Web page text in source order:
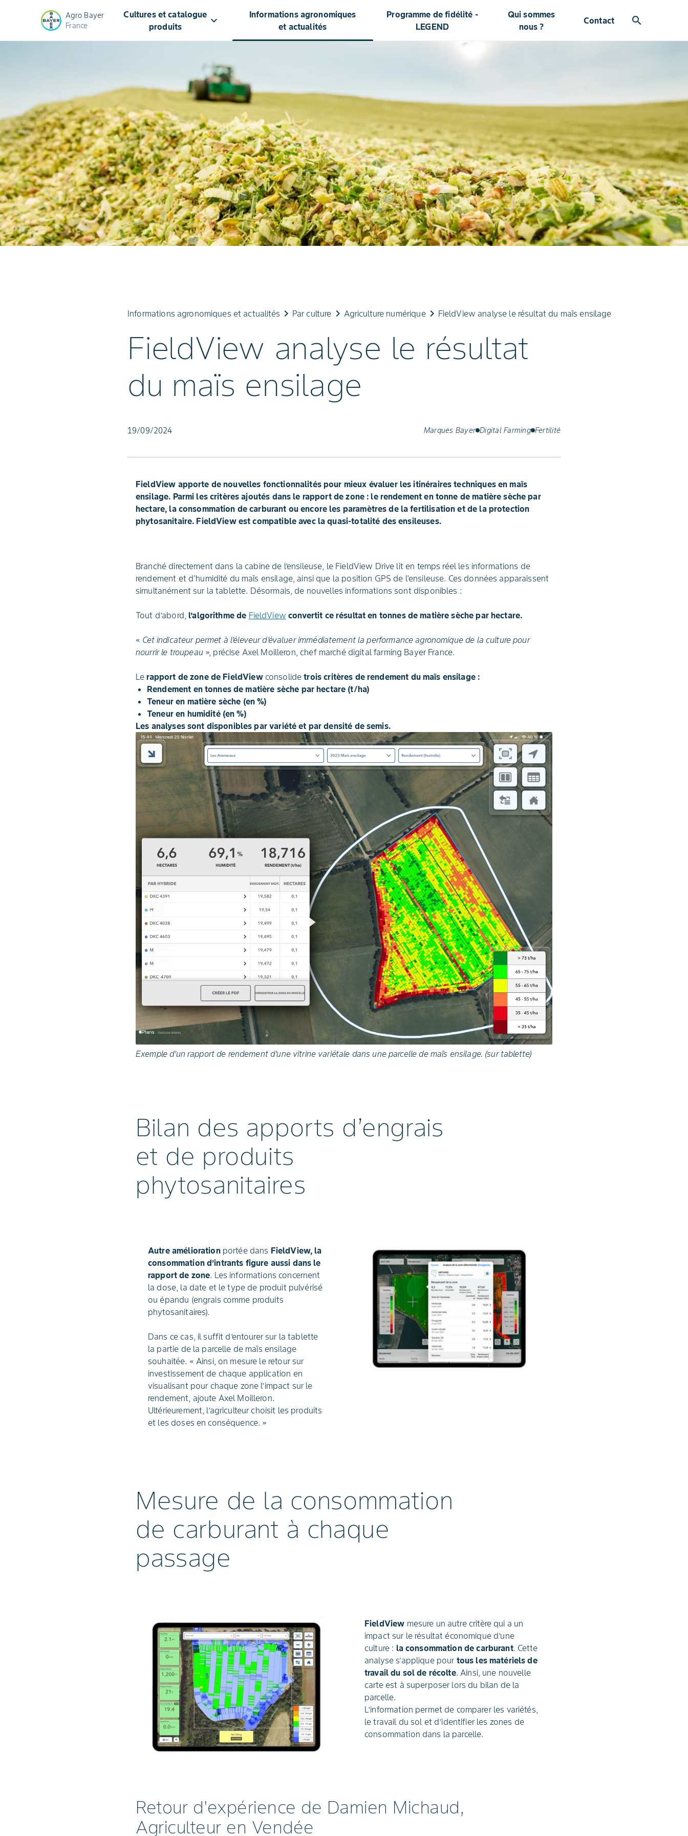
Agro Bayer
France
Cultures et catalogue
produits
keyboard_arrow_down
Informations agronomiques
et actualités
Programme de fidélité -
LEGEND
Qui sommes
nous ?
Contact search
Informations agronomiques et actualités keyboard_arrow_right Par culture keyboard_arrow_right Agriculture numériquekeyboard_arrow_right FieldView analyse le résultat du maïs ensilage
FieldView analyse le résultat
du maïs ensilage
19/09/2024 Marques Bayer Digital Farming Fertilité
FieldView apporte de nouvelles fonctionnalités pour mieux évaluer les itinéraires techniques en maïs
ensilage. Parmi les critères ajoutés dans le rapport de zone : le rendement en tonne de matière sèche par
hectare, la consommation de carburant ou encore les paramètres de la fertilisation et de la protection
phytosanitaire. FieldView est compatible avec la quasi-totalité des ensileuses.
Branché directement dans la cabine de l’ensileuse, le FieldView Drive lit en temps réel les informations de
rendement et d'humidité du maïs ensilage, ainsi que la position GPS de l'ensileuse. Ces données apparaissent
simultanément sur la tablette. Désormais, de nouvelles informations sont disponibles :
Tout d’abord,l’algorithme de FieldView convertit ce résultat en tonnes de matière sèche par hectare.
« Cet indicateur permet à l’éleveur d’évaluer immédiatement la performance agronomique de la culture pour
nourrir le troupeau», précise Axel Moilleron, chef marché digital farming Bayer France.
Lerapport de zone de FieldViewconsolidetrois critères de rendement du maïs ensilage :
Rendement en tonnes de matière sèche par hectare (t/ha)
Teneur en matière sèche (en %)
Teneur en humidité (en %)
Les analyses sont disponibles par variété et par densité de semis.
Exemple d’un rapport de rendement d’une vitrine variétale dans une parcelle de maïs ensilage. (sur tablette)
Bilan des apports d’engrais
et de produits
phytosanitaires
Autre améliorationportée dans FieldView, la
consommation d’intrants figure aussi dans le
rapport de zone. Les informations concernent
la dose, la date et le type de produit pulvérisé
ou épandu (engrais comme produits
phytosanitaires).
Dans ce cas, il suffit d’entourer sur la tablette
la partie de la parcelle de maïs ensilage
souhaitée. « Ainsi, on mesure le retour sur
investissement de chaque application en
visualisant pour chaque zone l’impact sur le
rendement, ajoute Axel Moilleron.
Ultérieurement, l’agriculteur choisit les produits
et les doses en conséquence. »
Mesure de la consommation
de carburant à chaque
passage
FieldView mesure un autre critère qui a un
impact sur le résultat économique d’une
culture : la consommation de carburant. Cette
analyse s’applique pour tous les matériels de
travail du sol de récolte. Ainsi, une nouvelle
carte est à superposer lors du bilan de la
parcelle.
L’information permet de comparer les variétés,
le travail du sol et d’identifier les zones de
consommation dans la parcelle.
Retour d'expérience de Damien Michaud,
Agriculteur en Vendée